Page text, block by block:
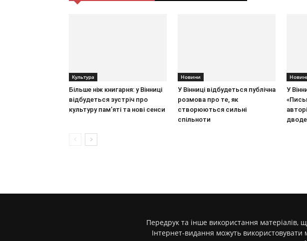
Культура
Більше ніж книгарня: у Вінниці
відбудеться зустріч про
культуру пам’яті та нові сенси
Новини
У Вінниці відбудеться публічна
розмова про те, як
створюються сильні
спільноти
У
Передрук та інше використання матеріалів,
Інтернет-видання можуть використовувати